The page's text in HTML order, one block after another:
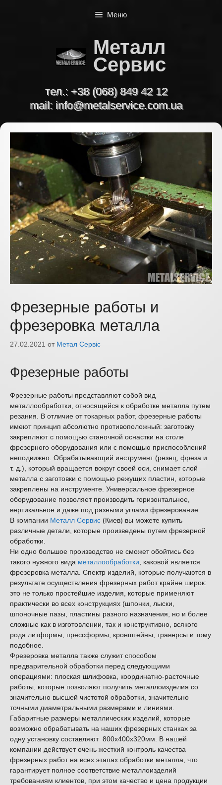
Меню
Металл
Сервис
тел.: +38 (068) 849 42 12
mail: info@metalservice.com.ua
Фрезерные работы и
фрезеровка металла
27.02.2021 от Метал Сервіс
Фрезерные работы
Фрезерные работы представляют собой вид
металлообработки, относящейся к обработке металла путем
резания. В отличие от токарных работ, фрезерные работы
имеют принцип абсолютно противоположный: заготовку
закрепляют с помощью станочной оснастки на столе
фрезерного оборудования или с помощью приспособлений
неподвижно. Обрабатывающий инструмент (резец, фреза и
т. д.), который вращается вокруг своей оси, снимает слой
металла с заготовки с помощью режущих пластин, которые
закреплены на инструменте. Универсальное фрезерное
оборудование позволяет производить горизонтальное,
вертикальное и даже под разными углами фрезерование.
В компании Металл Сервис (Киев) вы можете купить
различные детали, которые произведены путем фрезерной
обработки.
Ни одно большое производство не сможет обойтись без
такого нужного вида металлообработки , каковой является
фрезеровка металла. Спектр изделий, которые получаются в
результате осуществления фрезерных работ крайне широк:
это не только простейшие изделия, которые применяют
практически во всех конструкциях (шпонки, лыски,
шпоночные пазы, пластины разного назначения, но и более
сложные как в изготовлении, так и конструктивно, всякого
рода литформы, прессформы, кронштейны, траверсы и тому
подобное.
Фрезеровка металла также служит способом
предварительной обработки перед следующими
операциями: плоская шлифовка, координатно-расточные
работы, которые позволяют получить металлоизделия со
значительно высшей чистотой обработки, значительно
точными диаметральными размерами и линиями.
Габаритные размеры металлических изделий, которые
возможно обрабатывать на наших фрезерных станках за
одну установку составляют 800х400х320мм. В нашей
компании действует очень жесткий контроль качества
фрезерных работ на всех этапах обработки металла, что
гарантирует полное соответствие металлоизделий
требованиям клиентов, при этом качество и цена продукции